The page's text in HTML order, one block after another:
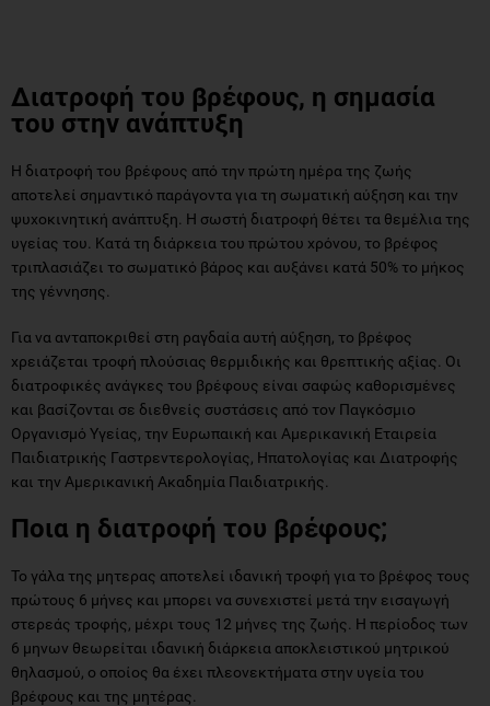
Διατροφή του βρέφους, η σημασία
του στην ανάπτυξη
Η διατροφή του βρέφους από την πρώτη ημέρα της ζωής
αποτελεί σημαντικό παράγοντα για τη σωματική αύξηση και την
ψυχοκινητική ανάπτυξη. Η σωστή διατροφή θέτει τα θεμέλια της
υγείας του. Κατά τη διάρκεια του πρώτου χρόνου, το βρέφος
τριπλασιάζει το σωματικό βάρος και αυξάνει κατά 50% το μήκος
της γέννησης.
Για να ανταποκριθεί στη ραγδαία αυτή αύξηση, το βρέφος
χρειάζεται τροφή πλούσιας θερμιδικής και θρεπτικής αξίας. Οι
διατροφικές ανάγκες του βρέφους είναι σαφώς καθορισμένες
και βασίζονται σε διεθνείς συστάσεις από τον Παγκόσμιο
Οργανισμό Υγείας, την Ευρωπαική και Αμερικανική Εταιρεία
Παιδιατρικής Γαστρεντερολογίας, Ηπατολογίας και Διατροφής
και την Αμερικανική Ακαδημία Παιδιατρικής.
Ποια η διατροφή του βρέφους;
Το γάλα της μητερας αποτελεί ιδανική τροφή για το βρέφος τους
πρώτους 6 μήνες και μπορει να συνεχιστεί μετά την εισαγωγή
στερεάς τροφής, μέχρι τους 12 μήνες της ζωής. Η περίοδος των
6 μηνων θεωρείται ιδανική διάρκεια αποκλειστικού μητρικού
θηλασμού, ο οποίος θα έχει πλεονεκτήματα στην υγεία του
βρέφους και της μητέρας.